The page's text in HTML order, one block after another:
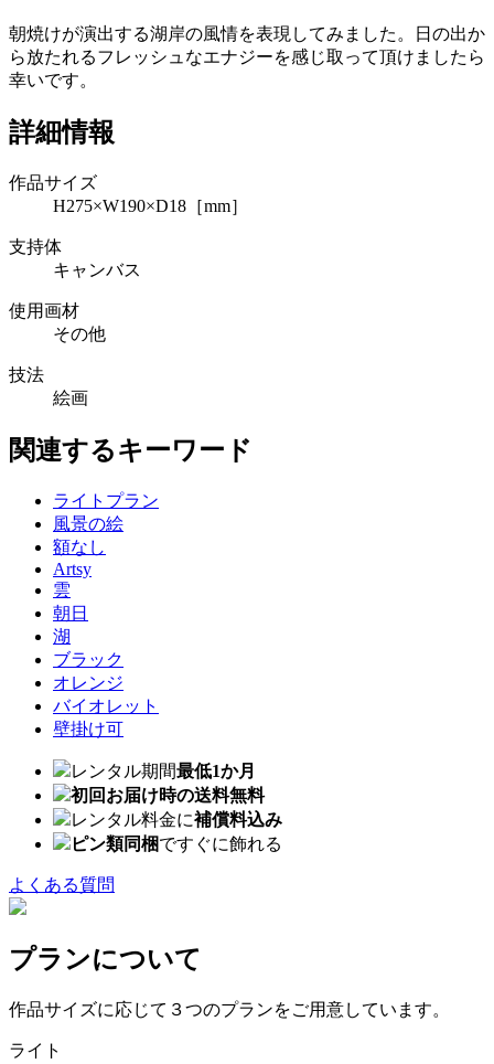
朝焼けが演出する湖岸の風情を表現してみました。日の出か
ら放たれるフレッシュなエナジーを感じ取って頂けましたら
幸いです。
詳細情報
作品サイズ
H275×W190×D18［mm］
支持体
キャンバス
使用画材
その他
技法
絵画
関連するキーワード
ライトプラン
風景の絵
額なし
Artsy
雲
朝日
湖
ブラック
オレンジ
バイオレット
壁掛け可
レンタル期間最低1か月
初回お届け時の送料無料
レンタル料金に補償料込み
ピン類同梱ですぐに飾れる
よくある質問
プランについて
作品サイズに応じて３つのプランをご用意しています。
ライト